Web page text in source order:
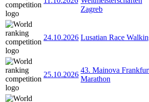
Zagreb
24.10.2026 Lusatian Race
25.10.2026
43. Mainova
Marathon